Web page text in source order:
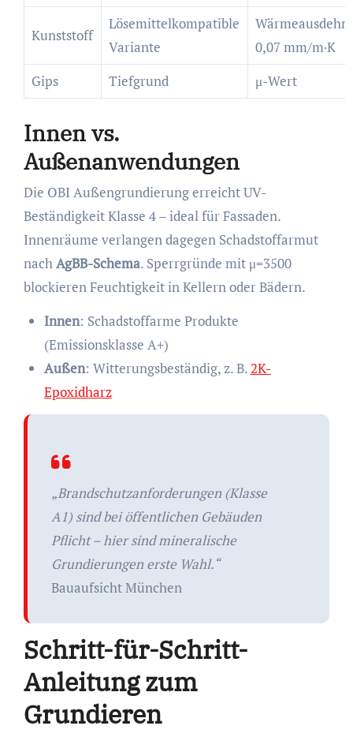
Kunststoff
Lösemittelkompatible
Variante
0,07 mm/m·K
Gips
Tiefgrund μ-Wert
Innen vs.
Außenanwendungen
Die OBI Außengrundierung erreicht UV-
Beständigkeit Klasse 4 – ideal für Fassaden.
Innenräume verlangen dagegen Schadstoffarmut
nachAgBB-Schema. Sperrgründe mit μ=3500
blockieren Feuchtigkeit in Kellern oder Bädern.
Innen: Schadstoffarme Produkte
(Emissionsklasse A+)
Außen: Witterungsbeständig, z. B.2K-
Epoxidharz
„Brandschutzanforderungen (Klasse
A1) sind bei öffentlichen Gebäuden
Pflicht – hier sind mineralische
Grundierungen erste Wahl.“
Bauaufsicht München
Schritt-für-Schritt-
Anleitung zum
Grundieren